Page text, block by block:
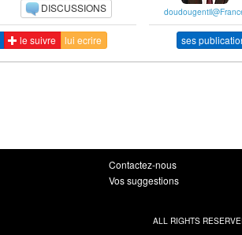
DISCUSSIONS
le suivre lui ecrire ses
Contactez-nous
Vos suggestions
ALL RIGHTS